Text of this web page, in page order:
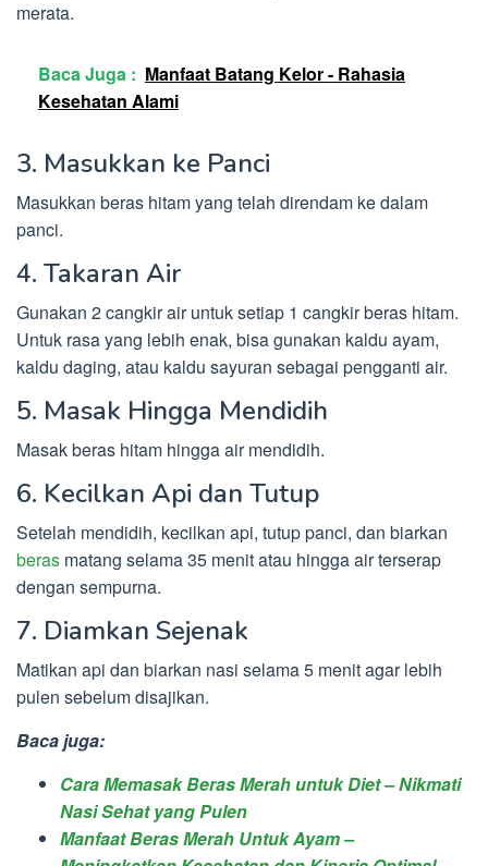
merata.
Baca Juga : Manfaat Batang Kelor - Rahasia
Kesehatan Alami
3. Masukkan ke Panci
Masukkan beras hitam yang telah direndam ke dalam
panci.
4. Takaran Air
Gunakan 2 cangkir air untuk setiap 1 cangkir beras hitam.
Untuk rasa yang lebih enak, bisa gunakan kaldu ayam,
kaldu daging, atau kaldu sayuran sebagai pengganti air.
5. Masak Hingga Mendidih
Masak beras hitam hingga air mendidih.
6. Kecilkan Api dan Tutup
Setelah mendidih, kecilkan api, tutup panci, dan biarkan
beras matang selama 35 menit atau hingga air terserap
dengan sempurna.
7. Diamkan Sejenak
Matikan api dan biarkan nasi selama 5 menit agar lebih
pulen sebelum disajikan.
Baca juga:
Cara Memasak Beras Merah untuk Diet – Nikmati
Nasi Sehat yang Pulen
Manfaat Beras Merah Untuk Ayam –